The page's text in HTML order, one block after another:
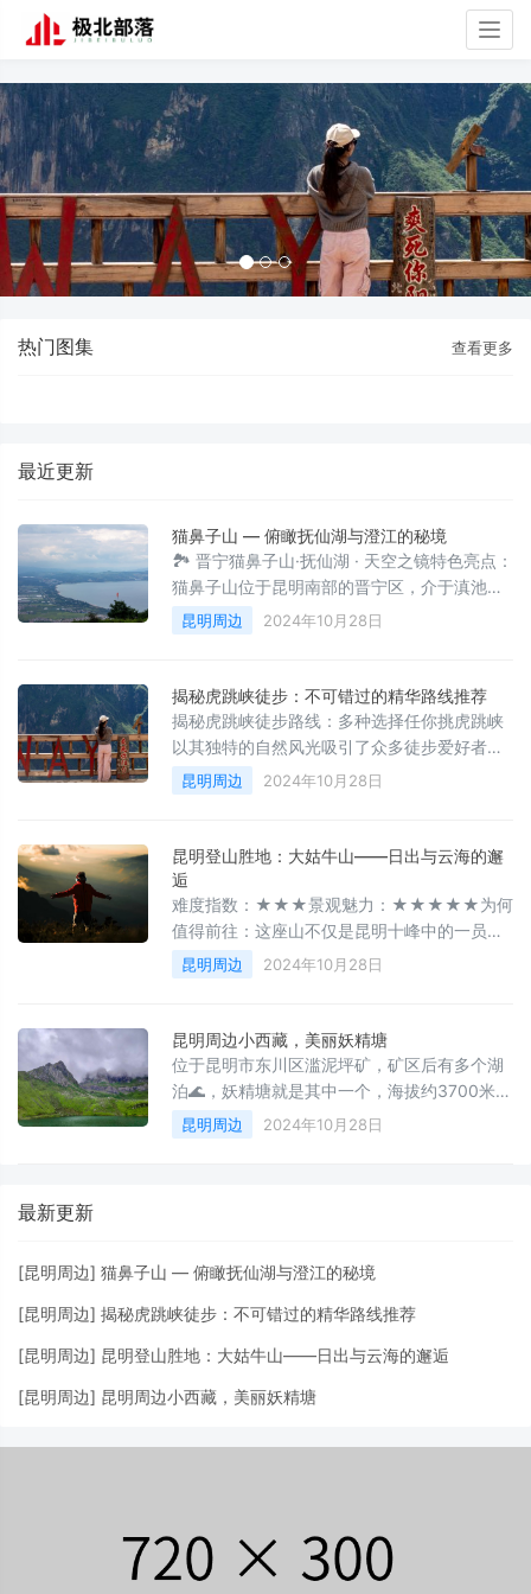
热门图集 查看更多
最近更新
猫鼻子山 — 俯瞰抚仙湖与澄江的秘境
🏞 晋宁猫鼻子山·抚仙湖 · 天空之镜特色亮点：
猫鼻子山位于昆明南部的晋宁区，介于滇池和
抚仙湖两大高原湖泊之间，是澄江与晋宁两地
的交界山脉，其最高峰海拔达到2488.7米。站
的风光尽收眼底。同时，从山顶还能远眺滇
池，是欣赏两湖美景的最佳位置之一。山上的
植被以灌木和杂草为主，夏季时，森林中遍布
各式各样的蘑菇，偶尔还能发现如三七这样的
药用植物。在这里徒步，不仅能
昆明周边 2024年10月28日
揭秘虎跳峡徒步：不可错过的精华路线推荐
揭秘虎跳峡徒步路线：多种选择任你挑虎跳峡
以其独特的自然风光吸引了众多徒步爱好者。
在这里，你可以找到多个重要的徒步节点，这
些节点不仅连接着不同的徒步路径，同时也是
于纳西雅阁，可以作为徒步的起点。🔴 茶马客
栈：同样适合作为徒步的起始点。🔴
Halfway：这里也是一个常用的起点位置。🔴
张老师客栈：作为连接虎跳峡高路徒步的中转
站，同时也可用作徒步的终点。值得
昆明周边 2024年10月28日
昆明登山胜地：大姑牛山——日出与云海的邂
逅
难度指数：★★★景观魅力：★★★★★为何
值得前往：这座山不仅是昆明十峰中的一员，
更是摄影爱好者的天堂。完成这里的攀登挑
战，不仅可以获得一张美照，还有机会从昆明
里能够提供绝美的日出与云海景观，让你尽览
无边风景。攀登本身并不算艰难，适合大部分
户外活动爱好者尝试。出行提示：何时启程选
择出行日期时，最好查看当地的天气情况。避
开多云或多雨的日子，选择晴朗的天气，这样
昆明周边 2024年10月28日
昆明周边小西藏，美丽妖精塘
位于昆明市东川区滥泥坪矿，矿区后有多个湖
泊🌊，妖精塘就是其中一个，海拔约3700米，
是第四纪冰川营造的冰碛湖。 妖精塘后面是高
耸入云的贝母房峰⛰️，是妖精塘周围最高点，
南国罕见
昆明周边 2024年10月28日
最新更新
[昆明周边] 猫鼻子山 — 俯瞰抚仙湖与澄江的秘境
[昆明周边] 揭秘虎跳峡徒步：不可错过的精华路线推荐
[昆明周边] 昆明登山胜地：大姑牛山——日出与云海的邂逅
[昆明周边] 昆明周边小西藏，美丽妖精塘